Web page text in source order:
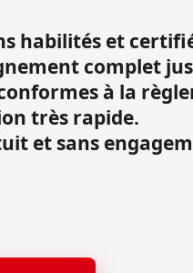
habilités et
complet
à la
très rapide.
et sans